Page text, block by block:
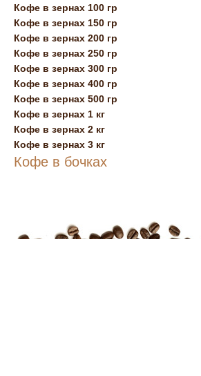
Кофе в зернах 100 гр
Кофе в зернах 150 гр
Кофе в зернах 200 гр
Кофе в зернах 250 гр
Кофе в зернах 300 гр
Кофе в зернах 400 гр
Кофе в зернах 500 гр
Кофе в зернах 1 кг
Кофе в зернах 2 кг
Кофе в зернах 3 кг
Кофе в бочках